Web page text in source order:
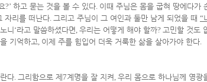
?’ 하고 묻는 것을 볼 수 있다. 이때 주님은 몸을 굽혀 땅에다가
자리를 떠난다. 그리고 주님이 그 여인과 둘만 남게 되었을 때 “
니 ‘라고 말씀하셨다면, 우리는 어떻게 해야 할까? 고민할 것도
기억하고, 이제 주를 힘입어 더욱 거룩한 삶을 살아가야 한다.
다. 그리함으로 제 7계명을 잘 지켜 , 우리 몸으로 하나님께 영광